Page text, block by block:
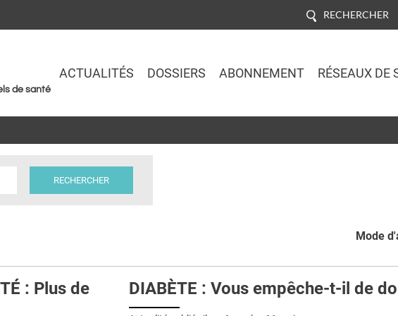
RECHERCHER
de santé
ACTUALITÉS DOSSIERS ABONNEMENT RÉSEAUX DE
Mode
: Plus de
DIABÈTE : Vous empêche-t-il de